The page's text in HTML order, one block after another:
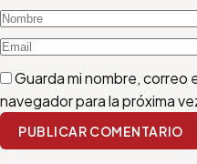
Guarda mi nombre,
navegador para la próxima
PUBLICAR COMENTARIO